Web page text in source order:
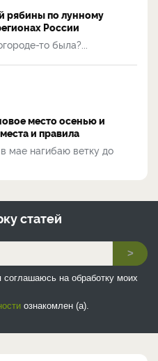
рябины по лунному
России
то была?...
место осенью и
и правила
мае нагибаю ветку до
статей
>
на обработку моих
ознакомлен (а).